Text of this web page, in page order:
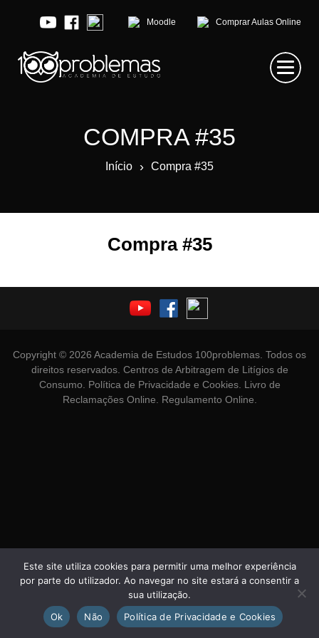
Moodle Comprar Aulas Online
COMPRA #35
Início › Compra #35
Compra #35
Copyright © 2026 Academia de Estudos 100problemas. Todos os
direitos reservados. Centros de Arbitragem de Litígios de
Consumo
Política de Privacidade e Cookies. Livro de
Reclamações Online
Regulamento Online
Este site utiliza cookies para permitir uma melhor experiência
por parte do utilizador. Ao navegar no site estará a consentir a
sua utilização.
Ok
Não Política de Privacidade e Cookies